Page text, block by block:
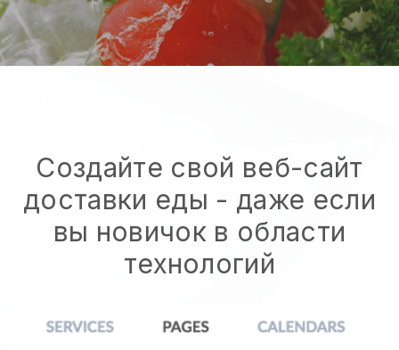
Создайте свой веб-сайт
доставки еды - даже если
вы новичок в области
технологий